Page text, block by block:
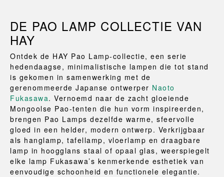
DE PAO LAMP COLLECTIE VAN
HAY
Ontdek de HAY Pao Lamp‑collectie, een serie
hedendaagse, minimalistische lampen die tot stand
is gekomen in samenwerking met de
gerenommeerde Japanse ontwerper Naoto
Fukasawa. Vernoemd naar de zacht gloeiende
Mongoolse Pao‑tenten die hun vorm inspireerden,
brengen Pao Lamps dezelfde warme, sfeervolle
gloed in een helder, modern ontwerp. Verkrijgbaar
als hanglamp, tafellamp, vloerlamp en draagbare
lamp in hoogglans staal of opaal glas, weerspiegelt
elke lamp Fukasawa’s kenmerkende esthetiek van
eenvoudige schoonheid en functionele elegantie.